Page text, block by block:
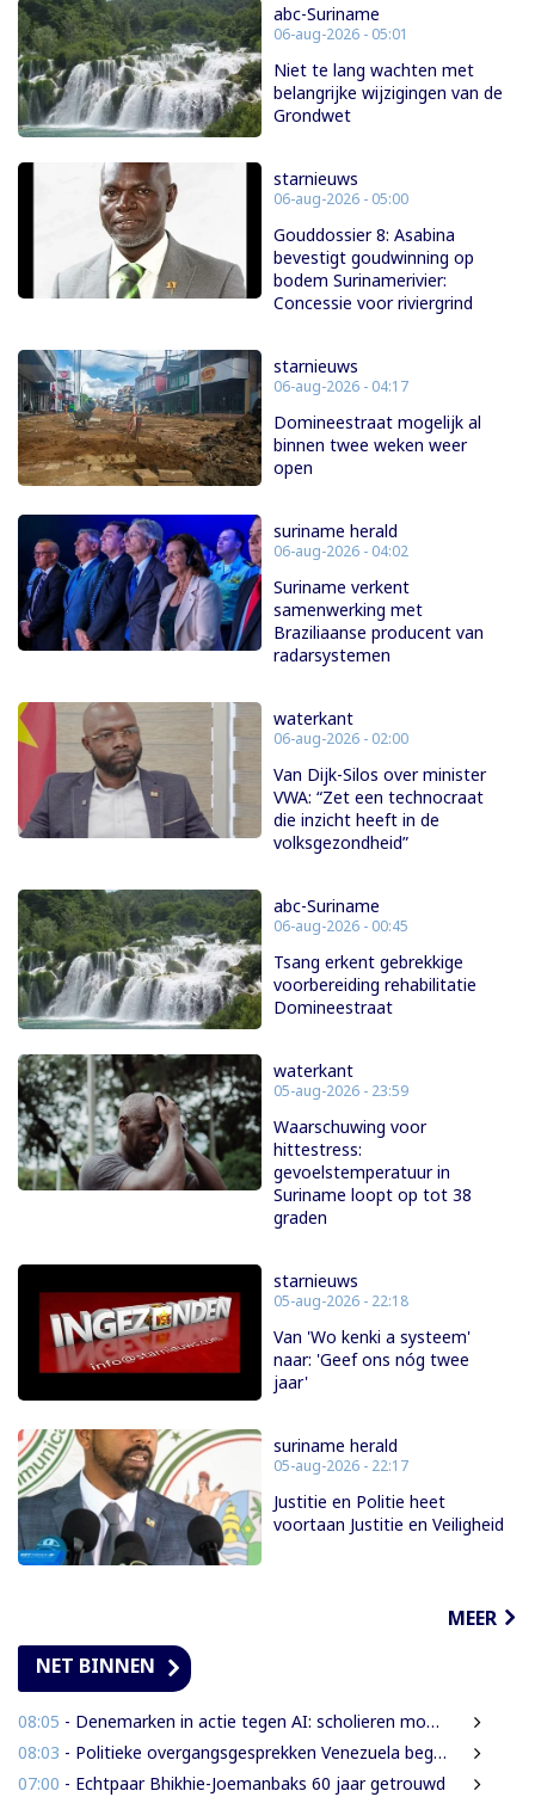
abc-Suriname
06-aug-2026 - 05:01
Niet te lang wachten met
belangrijke wijzigingen van de
Grondwet
starnieuws
06-aug-2026 - 05:00
Gouddossier 8: Asabina
bevestigt goudwinning op
bodem Surinamerivier:
Concessie voor riviergrind
starnieuws
06-aug-2026 - 04:17
Domineestraat mogelijk al
binnen twee weken weer
open
suriname herald
06-aug-2026 - 04:02
Suriname verkent
samenwerking met
Braziliaanse producent van
radarsystemen
waterkant
06-aug-2026 - 02:00
Van Dijk-Silos over minister
VWA: “Zet een technocraat
die inzicht heeft in de
volksgezondheid”
abc-Suriname
06-aug-2026 - 00:45
Tsang erkent gebrekkige
voorbereiding rehabilitatie
Domineestraat
waterkant
05-aug-2026 - 23:59
Waarschuwing voor
hittestress:
gevoelstemperatuur in
Suriname loopt op tot 38
graden
starnieuws
05-aug-2026 - 22:18
Van 'Wo kenki a systeem'
naar: 'Geef ons nóg twee
jaar'
suriname herald
05-aug-2026 - 22:17
Justitie en Politie heet
voortaan Justitie en Veiligheid
MEER
NET BINNEN
08:05 - Denemarken in actie tegen AI: scholieren moeten extra mondelinge examens doen
08:03 - Politieke overgangsgesprekken Venezuela beginnen zonder Machado
07:00 - Echtpaar Bhikhie-Joemanbaks 60 jaar getrouwd